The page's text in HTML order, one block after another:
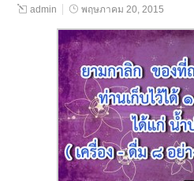
admin พฤษภาคม 20, 2015